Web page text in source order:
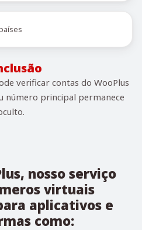
verificar contas do WooPlus
número principal permanece
nosso serviço
virtuais
aplicativos e
como: